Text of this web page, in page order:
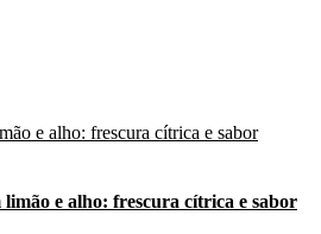
e alho: frescura cítrica e sabor